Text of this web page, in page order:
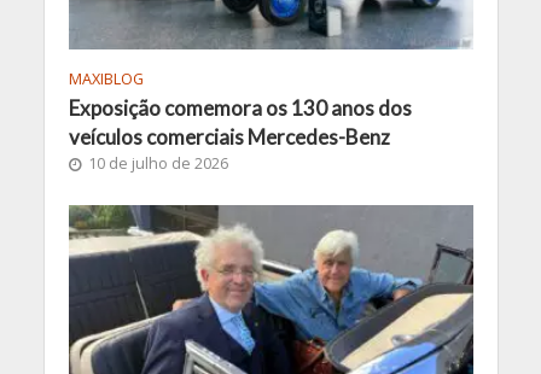
MAXIBLOG
Exposição comemora os 130 anos dos
veículos comerciais Mercedes-Benz
10 de julho de 2026